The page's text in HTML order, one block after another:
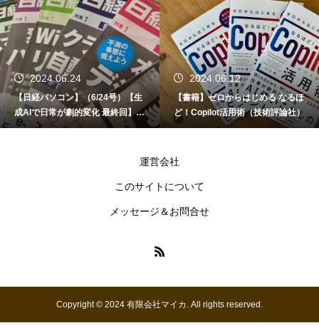
2024.06.24
【日経パソコン】（6/24号）【生
成AIで日常が劇的変化 最終回】 A
I時代のアプリケーション／サービ
2024.06.12
【書籍】ゼロからはじめる なるほ
ど！Copilot活用術（技術評論社）
運営会社
このサイトについて
メッセージ＆お問合せ
Copyright © 2024 有限会社マイカ. All rights reserved.